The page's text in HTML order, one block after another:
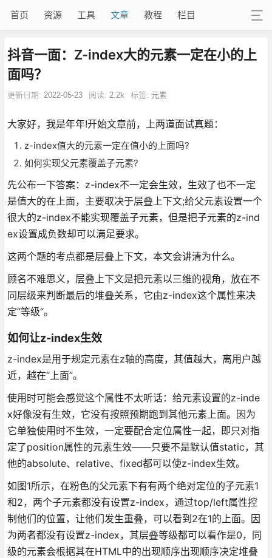
首页 资源 工具 文章 教程 栏目
抖音一面：Z-index大的元素一定在小的上
面吗？
更新日期: 2022-05-23 阅读: 2.2k 标签: 元素
大家好，我是年年!开始文章前，上两道面试真题：
z-index值大的元素一定在值小的上面吗?
如何实现父元素覆盖子元素?
先公布一下答案：z-index不一定会生效，生效了也不一定
是值大的在上面，主要取决于层叠上下文;给父元素设置一个
很大的z-index不能实现覆盖子元素，但是把子元素的z-ind
ex设置成负数却可以满足要求。
这两个题的考点都是层叠上下文，本文会讲清为什么。
顾名不难思义，层叠上下文是把元素以三维的视角，放在不
同层级来判断最后的堆叠关系，它由z-index这个属性来决
定“等级“。
如何让z-index生效
z-index是用于规定元素在z轴的高度，其值越大，离用户越
近，越在“上面”。
使用时可能会感觉这个属性不太听话：给元素设置的z-inde
x好像没有生效，它没有按照预期跑到其他元素上面。因为
它单独使用时不生效，一定要配合定位属性一起，即只对指
定了position属性的元素生效——只要不是默认值static，其
他的absolute、relative、fixed都可以使z-index生效。
如图1所示，在粉色的父元素下有有两个绝对定位的子元素1
和2，两个子元素都没有设置z-index，通过top/left属性控
制他们的位置，让他们发生重叠，可以看到2在1的上面。因
为两者都没有设置z-index，其层叠等级都可以看作是0，同
级的元素会根据其在HTML中的出现顺序出现顺序决定堆叠